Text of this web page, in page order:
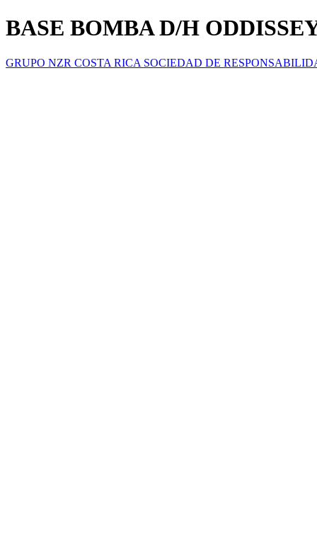
BASE BOMBA D/H
GRUPO NZR COSTA RICA SOCIEDAD DE